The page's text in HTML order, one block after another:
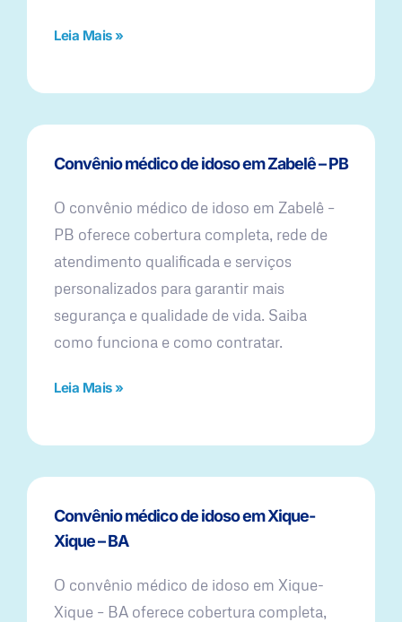
Leia Mais »
Convênio médico de idoso em Zabelê – PB
O convênio médico de idoso em Zabelê –
PB oferece cobertura completa, rede de
atendimento qualificada e serviços
personalizados para garantir mais
segurança e qualidade de vida. Saiba
como funciona e como contratar.
Leia Mais »
Convênio médico de idoso em Xique-
Xique – BA
O convênio médico de idoso em Xique-
Xique – BA oferece cobertura completa,